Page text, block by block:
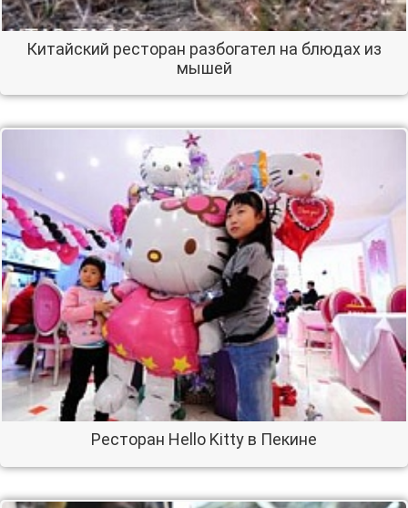
Китайский ресторан разбогател на блюдах из
мышей
Ресторан Hello Kitty в Пекине